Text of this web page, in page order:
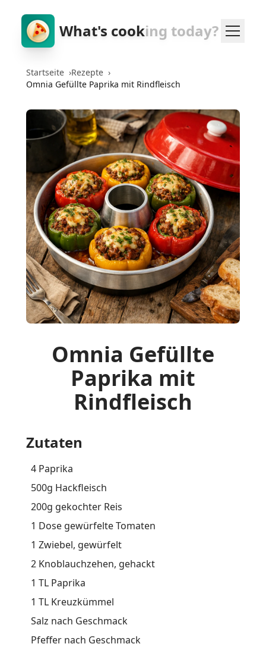
What's cooking today?
Startseite ›Rezepte ›
Omnia Gefüllte Paprika mit Rindfleisch
Omnia Gefüllte
Paprika mit
Rindfleisch
Zutaten
4 Paprika
500g Hackfleisch
200g gekochter Reis
1 Dose gewürfelte Tomaten
1 Zwiebel, gewürfelt
2 Knoblauchzehen, gehackt
1 TL Paprika
1 TL Kreuzkümmel
Salz nach Geschmack
Pfeffer nach Geschmack